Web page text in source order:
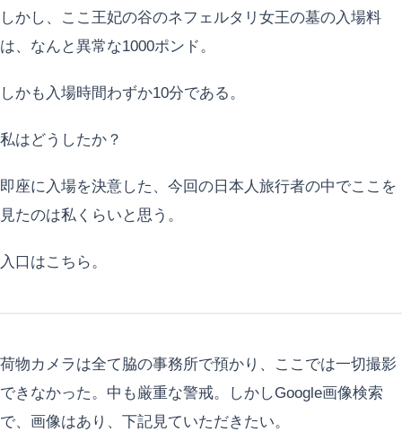
しかし、ここ王妃の谷のネフェルタリ女王の墓の入場料
は、なんと異常な1000ポンド。
しかも入場時間わずか10分である。
私はどうしたか？
即座に入場を決意した、今回の日本人旅行者の中でここを
見たのは私くらいと思う。
入口はこちら。
荷物カメラは全て脇の事務所で預かり、ここでは一切撮影
できなかった。中も厳重な警戒。しかしGoogle画像検索
で、画像はあり、下記見ていただきたい。